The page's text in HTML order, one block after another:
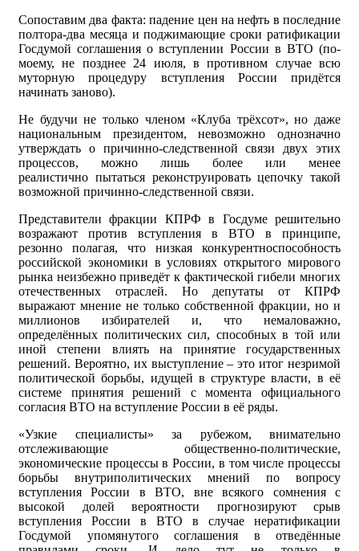
Сопоставим два факта: падение цен на нефть в последние
полтора-два месяца и поджимающие сроки ратификации
Госдумой соглашения о вступлении России в ВТО (по-
моему, не позднее 24 июля, в противном случае всю
муторную процедуру вступления России придётся
начинать заново).
Не будучи не только членом «Клуба трёхсот», но даже
национальным президентом, невозможно однозначно
утверждать о причинно-следственной связи двух этих
процессов, можно лишь более или менее
реалистично пытаться реконструировать цепочку такой
возможной причинно-следственной связи.
Представители фракции КПРФ в Госдуме решительно
возражают против вступления в ВТО в принципе,
резонно полагая, что низкая конкурентноспособность
российской экономики в условиях открытого мирового
рынка неизбежно приведёт к фактической гибели многих
отечественных отраслей. Но депутаты от КПРФ
выражают мнение не только собственной фракции, но и
миллионов избирателей и, что немаловажно,
определённых политических сил, способных в той или
иной степени влиять на принятие государственных
решений. Вероятно, их выступление – это итог незримой
политической борьбы, идущей в структуре власти, в её
системе принятия решений с момента официального
согласия ВТО на вступление России в её ряды.
«Узкие специалисты» за рубежом, внимательно
отслеживающие общественно-политические,
экономические процессы в России, в том числе процессы
борьбы внутриполитических мнений по вопросу
вступления России в ВТО, вне всякого сомнения с
высокой долей вероятности прогнозируют срыв
вступления России в ВТО в случае нератификации
Госдумой упомянутого соглашения в отведённые